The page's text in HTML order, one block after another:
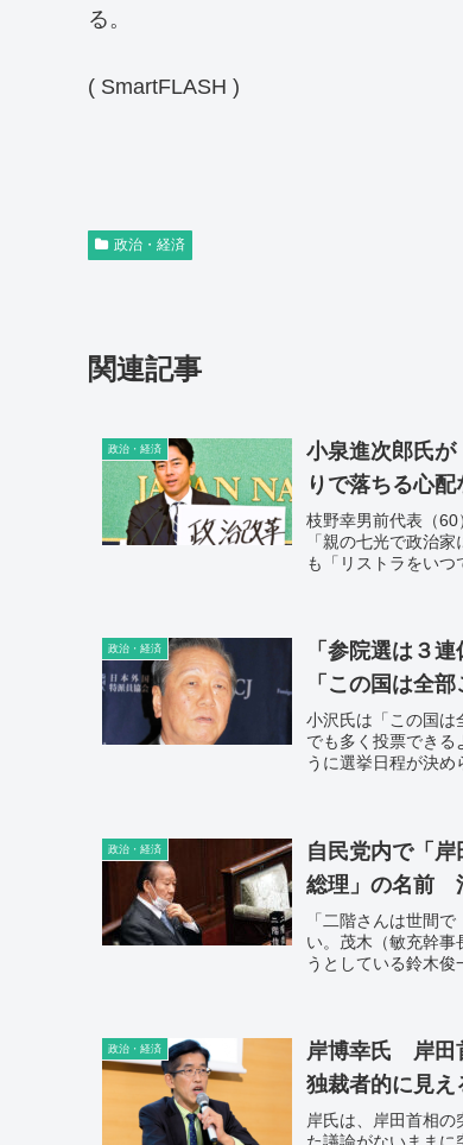
る。
( SmartFLASH )
政治・経済
関連記事
政治・経済
小泉進次郎氏
りで落ちる心
枝野幸男前代表（
「親の七光で政治
も「リストラをい
政治・経済
「参院選は３
「この国は全
小沢氏は「この国は
でも多く投票できる
うに選挙日程が決め
政治・経済
自民党内で「
総理」の名前
「二階さんは世間
い。茂木（敏充幹事
うとしている鈴木俊
政治・経済
岸博幸氏 岸田
独裁者的に見え
岸氏は、岸田首相の